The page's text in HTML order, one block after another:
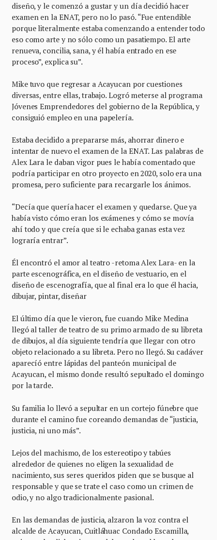
diseño, y le comenzó a gustar y un día decidió hacer
examen en la ENAT, pero no lo pasó. “Fue entendible
porque literalmente estaba comenzando a entender todo
eso como arte y no sólo como un pasatiempo. El arte
renueva, concilia, sana, y él había entrado en ese
proceso”, explica su”.
Mike tuvo que regresar a Acayucan por cuestiones
diversas, entre ellas, trabajo. Logró meterse al programa
Jóvenes Emprendedores del gobierno de la República, y
consiguió empleo en una papelería.
Estaba decidido a prepararse más, ahorrar dinero e
intentar de nuevo el examen de la ENAT. Las palabras de
Alex Lara le daban vigor pues le había comentado que
podría participar en otro proyecto en 2020, solo era una
promesa, pero suficiente para recargarle los ánimos.
“Decía que quería hacer el examen y quedarse. Que ya
había visto cómo eran los exámenes y cómo se movía
ahí todo y que creía que si le echaba ganas esta vez
lograría entrar”.
Él encontró el amor al teatro -retoma Alex Lara- en la
parte escenográfica, en el diseño de vestuario, en el
diseño de escenografía, que al final era lo que él hacia,
dibujar, pintar, diseñar
El último día que le vieron, fue cuando Mike Medina
llegó al taller de teatro de su primo armado de su libreta
de dibujos, al día siguiente tendría que llegar con otro
objeto relacionado a su libreta. Pero no llegó. Su cadáver
aparecíó entre lápidas del panteón municipal de
Acayucan, el mismo donde resultó sepultado el domingo
por la tarde.
Su familia lo llevó a sepultar en un cortejo fúnebre que
durante el camino fue coreando demandas de “justicia,
justicia, ni uno más”.
Lejos del machismo, de los estereotipo y tabúes
alrededor de quienes no eligen la sexualidad de
nacimiento, sus seres queridos piden que se busque al
responsable y que se trate el caso como un crimen de
odio, y no algo tradicionalmente pasional.
En las demandas de justicia, alzaron la voz contra el
alcalde de Acayucan, Cuitláhuac Condado Escamilla,